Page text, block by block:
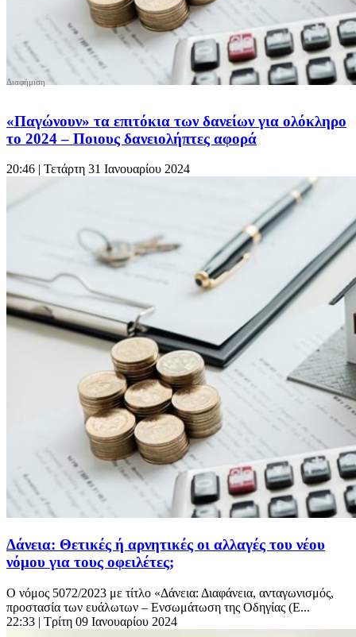
«Παγώνουν» τα επιτόκια των δανείων για ολόκληρο
το 2024 – Ποιους δανειολήπτες αφορά
20:46 | Τετάρτη 31 Ιανουαρίου 2024
Δάνεια: Θετικές ή αρνητικές οι αλλαγές του νέου
νόμου για τους οφειλέτες;
Ο νόμος 5072/2023 με τίτλο «Δάνεια: Διαφάνεια, ανταγωνισμός,
προστασία των ευάλωτων – Ενσωμάτωση της Οδηγίας (Ε...
22:33 | Τρίτη 09 Ιανουαρίου 2024